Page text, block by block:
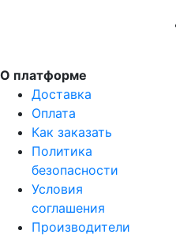
О платформе
Доставка
Оплата
Как заказать
Политика
безопасности
Условия
соглашения
Производители